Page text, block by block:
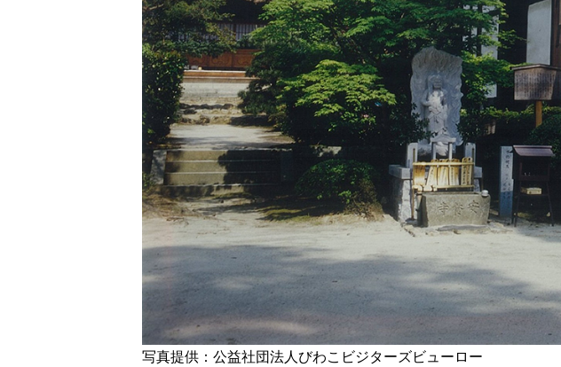
写真提供：公益社団法人びわこビジターズビューロー